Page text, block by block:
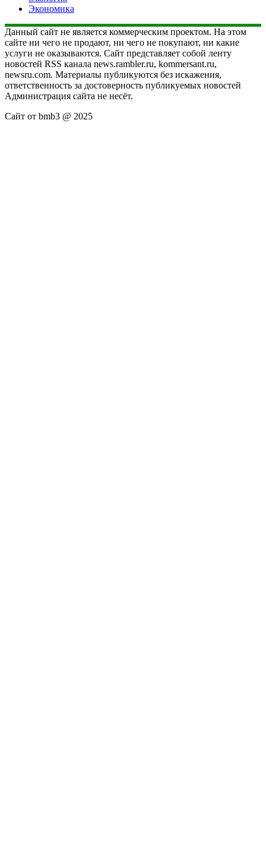
Экономика
Данный сайт не является коммерческим проектом. На этом
сайте ни чего не продают, ни чего не покупают, ни какие
услуги не оказываются. Сайт представляет собой ленту
новостей RSS канала news.rambler.ru, kommersant.ru,
newsru.com. Материалы публикуются без искажения,
ответственность за достоверность публикуемых новостей
Администрация сайта не несёт.
Сайт от bmb3 @ 2025